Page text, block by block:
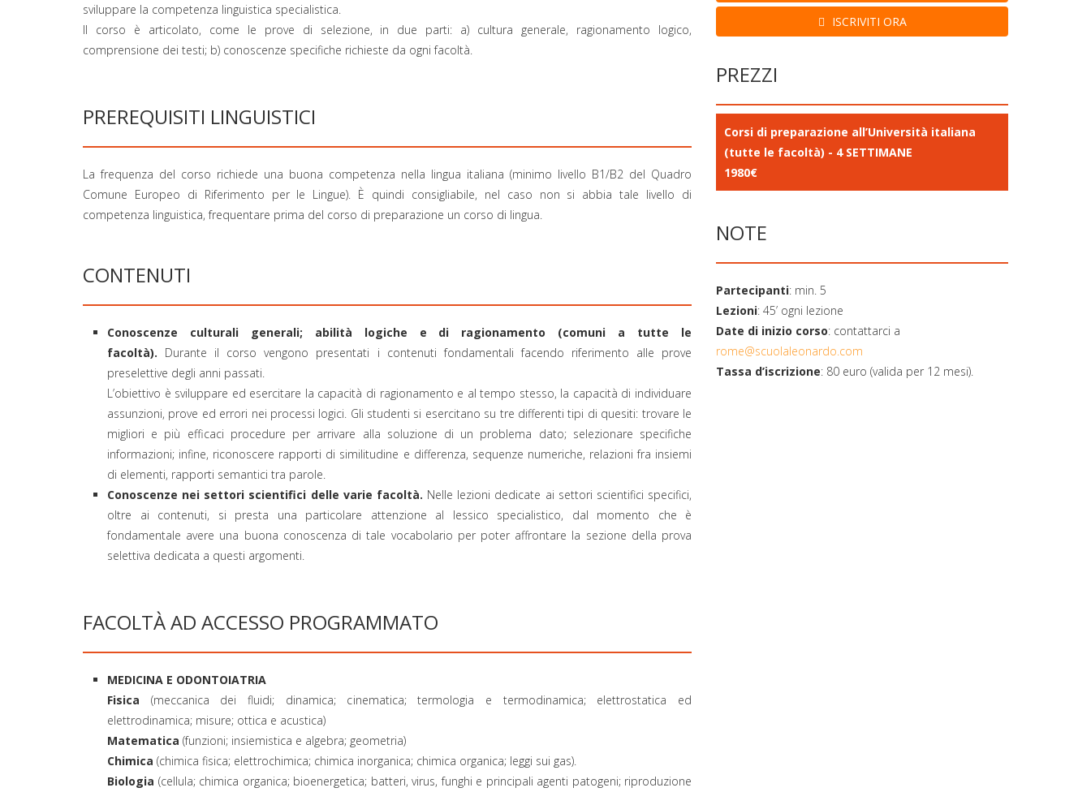
sviluppare la competenza linguistica specialistica.
Il corso è articolato, come le prove di selezione, in due parti: a) cultura generale, ragionamento logico,
comprensione dei testi; b) conoscenze specifiche richieste da ogni facoltà.
PREREQUISITI LINGUISTICI
La frequenza del corso richiede una buona competenza nella lingua italiana (minimo livello B1/B2 del Quadro
Comune Europeo di Riferimento per le Lingue). È quindi consigliabile, nel caso non si abbia tale livello di
competenza linguistica, frequentare prima del corso di preparazione un corso di lingua.
CONTENUTI
Conoscenze culturali generali; abilità logiche e di ragionamento (comuni a tutte le
facoltà). Durante il corso vengono presentati i contenuti fondamentali facendo riferimento alle prove
preselettive degli anni passati.
L’obiettivo è sviluppare ed esercitare la capacità di ragionamento e al tempo stesso, la capacità di individuare
assunzioni, prove ed errori nei processi logici. Gli studenti si esercitano su tre differenti tipi di quesiti: trovare le
migliori e più efficaci procedure per arrivare alla soluzione di un problema dato; selezionare specifiche
informazioni; infine, riconoscere rapporti di similitudine e differenza, sequenze numeriche, relazioni fra insiemi
di elementi, rapporti semantici tra parole.
Conoscenze nei settori scientifici delle varie facoltà. Nelle lezioni dedicate ai settori scientifici specifici,
oltre ai contenuti, si presta una particolare attenzione al lessico specialistico, dal momento che è
fondamentale avere una buona conoscenza di tale vocabolario per poter affrontare la sezione della prova
selettiva dedicata a questi argomenti.
FACOLTÀ AD ACCESSO PROGRAMMATO
MEDICINA E ODONTOIATRIA
Fisica (meccanica dei fluidi; dinamica; cinematica; termologia e termodinamica; elettrostatica ed
elettrodinamica; misure; ottica e acustica)
Matematica (funzioni; insiemistica e algebra; geometria)
Chimica (chimica fisica; elettrochimica; chimica inorganica; chimica organica; leggi sui gas).
Biologia (cellula; chimica organica; bioenergetica; batteri, virus, funghi e principali agenti patogeni; riproduzione
ISCRIVITI ORA
PREZZI
Corsi di preparazione all’Università italiana
(tutte le facoltà) - 4 SETTIMANE
1980€
NOTE
Partecipanti: min. 5
Lezioni: 45’ ogni lezione
Date di inizio corso: contattarci a
rome@scuolaleonardo.com
Tassa d’iscrizione: 80 euro (valida per 12 mesi).